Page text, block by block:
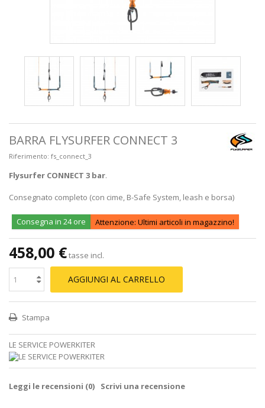
BARRA FLYSURFER CONNECT 3
Riferimento: fs_connect_3
Flysurfer CONNECT 3 bar.
Consegnato completo (con cime, B-Safe System, leash e borsa)
Consegna in 24 ore Attenzione: Ultimi articoli in magazzino!
458,00 €tasse incl.
AGGIUNGI AL CARRELLO
Stampa
LE SERVICE POWERKITER
Leggi le recensioni (0) Scrivi una recensione